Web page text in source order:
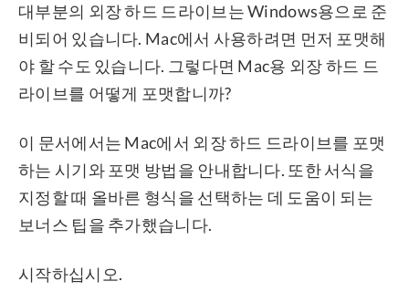
대부분의 외장 하드 드라이브는 Windows용으로 준
비되어 있습니다. Mac에서 사용하려면 먼저 포맷해
야 할 수도 있습니다. 그렇다면 Mac용 외장 하드 드
라이브를 어떻게 포맷합니까?
이 문서에서는 Mac에서 외장 하드 드라이브를 포맷
하는 시기와 포맷 방법을 안내합니다. 또한 서식을
지정할 때 올바른 형식을 선택하는 데 도움이 되는
보너스 팁을 추가했습니다.
시작하십시오.